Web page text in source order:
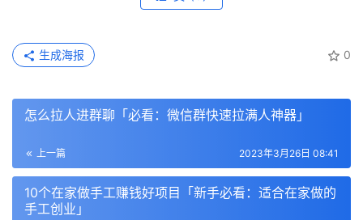
0
生成海报
怎么拉人进群聊「必看：微信群快速拉满人神器」
上一篇 2023年3月26日 08:41
10个在家做手工赚钱好项目「新手必看：适合在家做的
手工创业」